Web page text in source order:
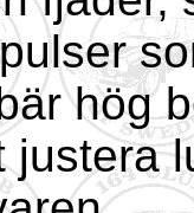
hög
justera